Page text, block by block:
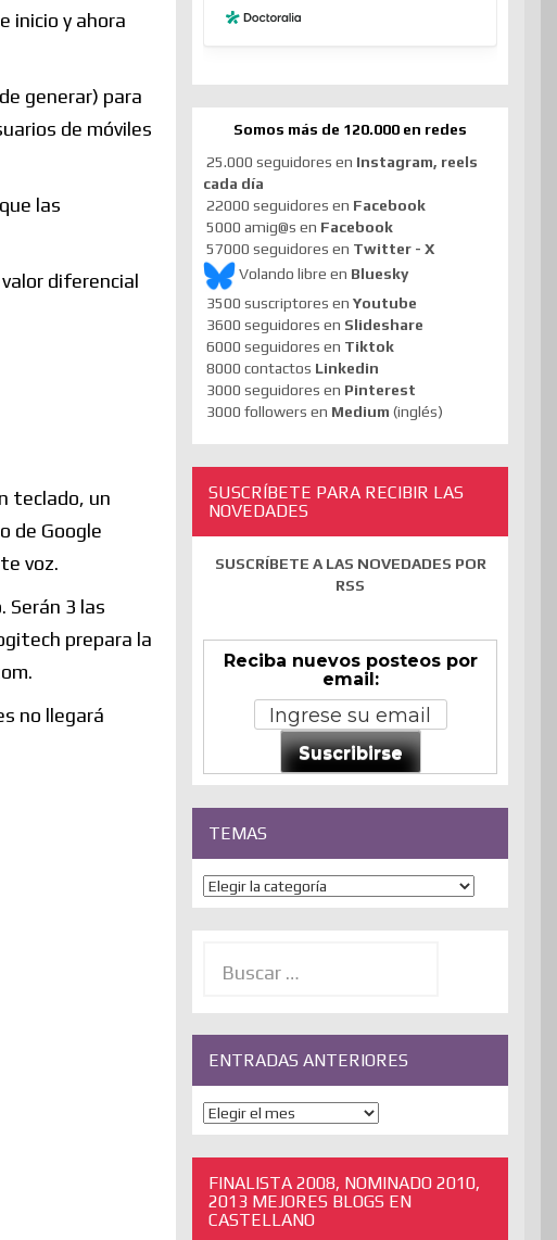
inicio y ahora
generar) para
de móviles
las
diferencial
teclado, un
de Google
voz.
Serán 3 las
prepara la
no llegará
Somos más de 120.000 en redes
25.000 seguidores en Instagram, reels
cada día
22000 seguidores en Facebook
5000 amig@s en Facebook
57000 seguidores en Twitter - X
Volando libre en Bluesky
3500 suscriptores en Youtube
3600 seguidores en Slideshare
6000 seguidores en Tiktok
8000 contactos Linkedin
3000 seguidores en Pinterest
3000 followers en Medium (inglés)
SUSCRÍBETE PARA RECIBIR LAS
NOVEDADES
SUSCRÍBETE A LAS NOVEDADES POR
RSS
Reciba nuevos posteos por
email:
Suscribirse
TEMAS
Temas
ENTRADAS ANTERIORES
ENTRADAS
ANTERIORES
FINALISTA 2008, NOMINADO 2010,
2013 MEJORES BLOGS EN
CASTELLANO